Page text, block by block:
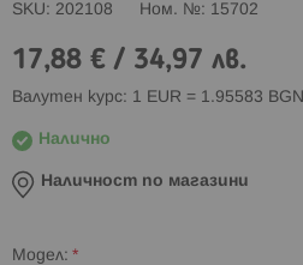
SKU 202108 Ном. № 15702
17,88 € / 34,97 лв.
Валутен курс: 1 EUR = 1.95583 BGN
Налично
Наличност по магазини
Модел